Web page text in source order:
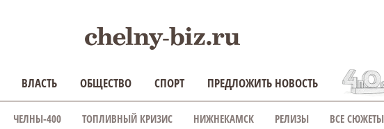
ВЛАСТЬ ОБЩЕСТВО СПОРТ ПРЕДЛОЖИТЬ НОВОСТЬ
ЧЕЛНЫ-400 ТОПЛИВНЫЙ КРИЗИС НИЖНЕКАМСК РЕЛИЗЫ ВСЕ СЮЖЕТЫ